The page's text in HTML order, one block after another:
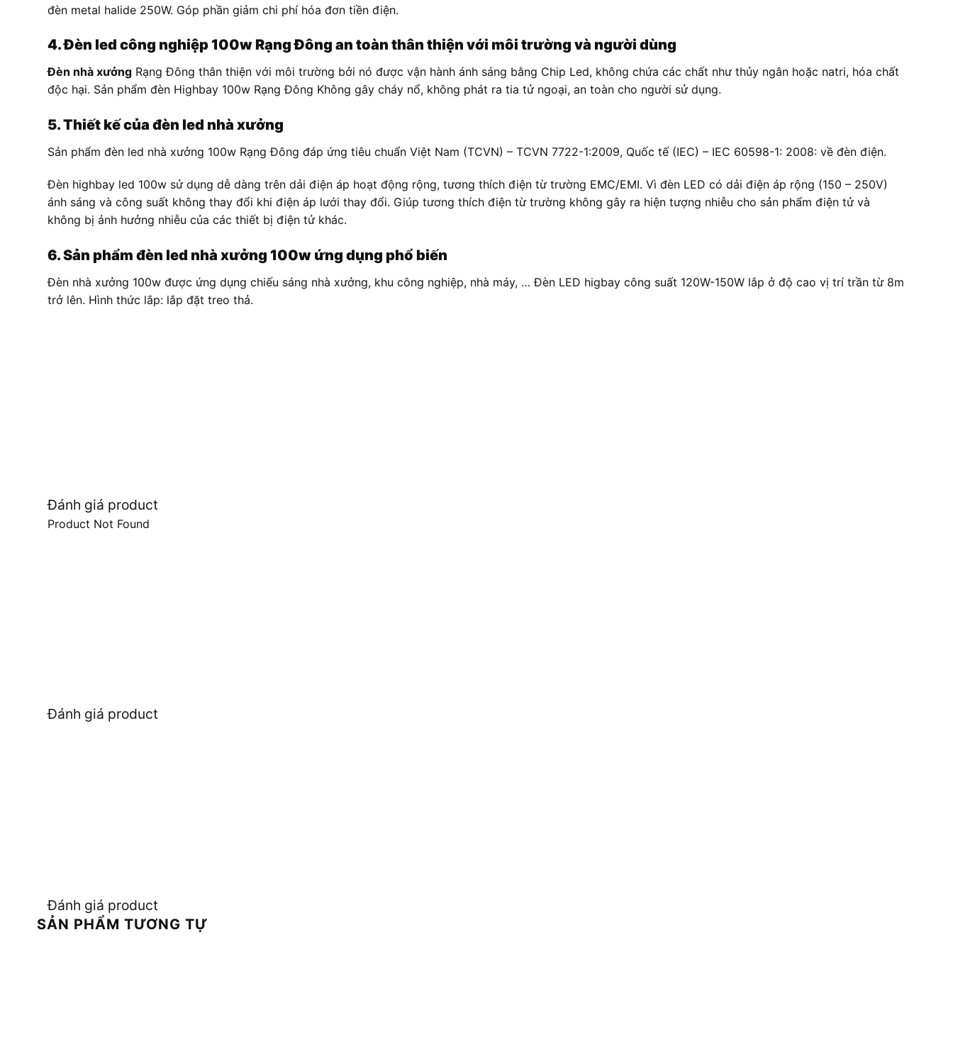
đèn metal halide 250W. Góp phần giảm chi phí hóa đơn tiền điện.
4. Đèn led công nghiệp 100w Rạng Đông an toàn thân thiện với môi trường và người dùng
Đèn nhà xưởng Rạng Đông thân thiện với môi trường bởi nó được vận hành ánh sáng bằng Chip Led, không chứa các chất như thủy ngân hoặc natri, hóa chất
độc hại. Sản phẩm đèn Highbay 100w Rạng Đông Không gây cháy nổ, không phát ra tia tử ngoại, an toàn cho người sử dụng.
5. Thiết kế của đèn led nhà xưởng
Sản phẩm đèn led nhà xưởng 100w Rạng Đông đáp ứng tiêu chuẩn Việt Nam (TCVN) – TCVN 7722-1:2009, Quốc tế (IEC) – IEC 60598-1: 2008: về đèn điện.
Đèn highbay led 100w sử dụng dễ dàng trên dải điện áp hoạt động rộng, tương thích điện từ trường EMC/EMI. Vì đèn LED có dải điện áp rộng (150 – 250V)
ánh sáng và công suất không thay đổi khi điện áp lưới thay đổi. Giúp tương thích điện từ trường không gây ra hiện tượng nhiễu cho sản phẩm điện tử và
không bị ảnh hưởng nhiễu của các thiết bị điện tử khác.
6. Sản phẩm đèn led nhà xưởng 100w ứng dụng phổ biến
Đèn nhà xưởng 100w được ứng dụng chiếu sáng nhà xưởng, khu công nghiệp, nhà máy, … Đèn LED higbay công suất 120W-150W lắp ở độ cao vị trí trần từ 8m
trở lên. Hình thức lắp: lắp đặt treo thả.
Đánh giá product
Product Not Found
Đánh giá product
Đánh giá product
SẢN PHẨM TƯƠNG TỰ